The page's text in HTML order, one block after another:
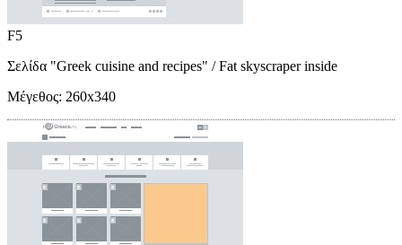
F5
Σελίδα "Greek cuisine and recipes" / Fat skyscraper inside
Μέγεθος: 260x340